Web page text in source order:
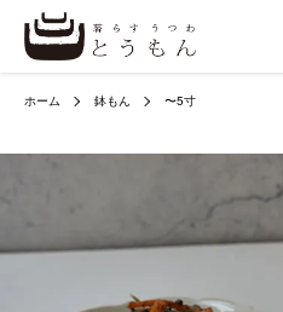
ホーム 鉢もん 〜5寸